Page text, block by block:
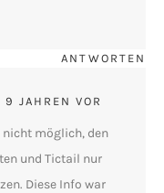
9 JAHREN VOR
ANTWORTEN
möglich, den
und Tictail nur
Diese Info war